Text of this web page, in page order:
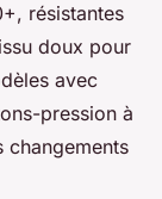
résistantes
doux pour
avec
pression à
changements